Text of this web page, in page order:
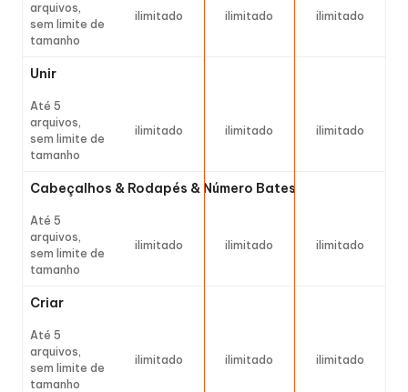
arquivos,
sem limite de
tamanho
ilimitado ilimitado ilimitado
Unir
Até 5
arquivos,
sem limite de
tamanho
ilimitado ilimitado ilimitado
Cabeçalhos & Rodapés & Número Bates
Até 5
arquivos,
sem limite de
tamanho
ilimitado ilimitado ilimitado
Criar
Até 5
arquivos,
sem limite de
tamanho
ilimitado ilimitado ilimitado